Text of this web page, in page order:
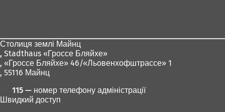
Столиця землі Майнц
, Stadthaus «Гроссе Бляйхе»
, «Гроссе Бляйхе» 46/«Льовенхофштрассе» 1
, 55116 Майнц
115 — номер телефону адміністрації
Швидкий доступ